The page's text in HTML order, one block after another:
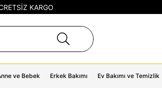
KARGO
ve Bebek Erkek Bakımı Ev Bakımı ve Temizlik